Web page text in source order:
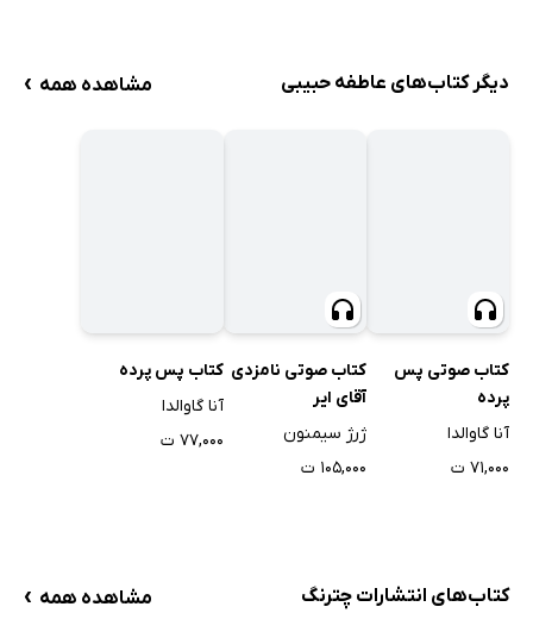
دیگر کتاب‌های عاطفه حبیبی مشاهده همه ›
کتاب صوتی پس
پرده
آنا گاوالدا
۷۱,۰۰۰ ت
کتاب صوتی نامزدی
آقای ایر
ژرژ سیمنون
۱۰۵,۰۰۰ ت
کتاب پس پرده
آنا گاوالدا
۷۷,۰۰۰ ت
کتاب‌های انتشارات چترنگ مشاهده همه ›